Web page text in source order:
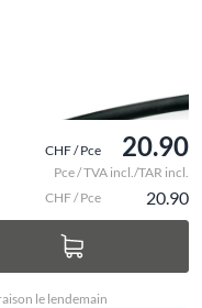
CHF / Pce 20.90
Pce / TVA incl./TAR incl.
CHF / Pce 20.90
le lendemain